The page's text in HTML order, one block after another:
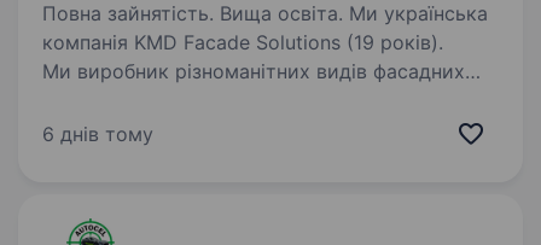
Повна зайнятість. Вища освіта. Ми українська
компанія KMD Facade Solutions (19 років).
Ми виробник різноманітних видів фасадних
замовника, щоб забезпечити найкращий
6 днів тому